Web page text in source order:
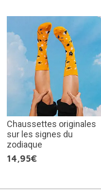
Chaussettes originales
sur les signes du
zodiaque
14,95€